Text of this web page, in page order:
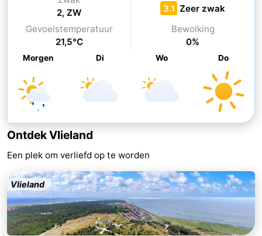
Evenementen
Forum
Route
Boot
Waddenhoppen
Reisboekenwinkel
Nieuws
2, ZW
3.1 Zeer zwak
Gevoelstemperatuur
21,5°C
Bewolking
0%
Morgen Di Wo Do
Ontdek Vlieland
Een plek om verliefd op te worden
Vlieland